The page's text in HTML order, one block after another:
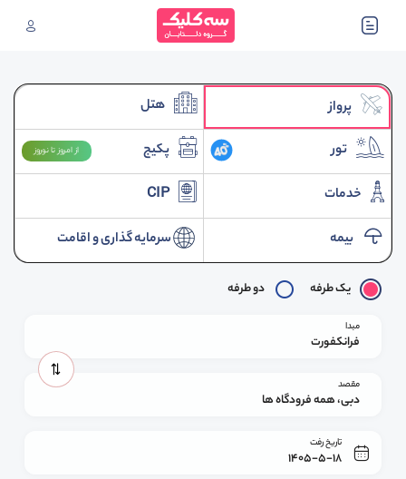
پرواز هتل
تور پکیج از امروز تا نوروز
خدمات CIP
بیمه سرمایه گذاری و اقامت
یک طرفه دو طرفه
مبدا
فرانکفورت
مقصد
دبی، همه فرودگاه ها
تاریخ رفت
1405-5-18